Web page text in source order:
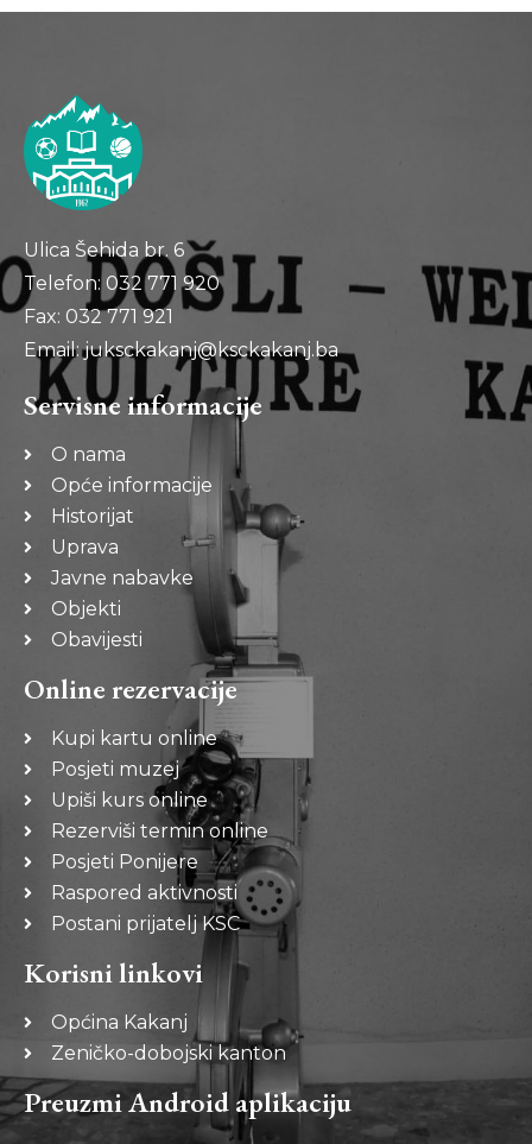
Ulica Šehida br. 6
Telefon: 032 771 920
Fax: 032 771 921
Email: juksckakanj@ksckakanj.ba
Servisne informacije
O nama
Opće informacije
Historijat
Uprava
Javne nabavke
Objekti
Obavijesti
Online rezervacije
Kupi kartu online
Posjeti muzej
Upiši kurs online
Rezerviši termin online
Posjeti Ponijere
Raspored aktivnosti
Postani prijatelj KSC
Korisni linkovi
Općina Kakanj
Zeničko-dobojski kanton
Preuzmi Android aplikaciju